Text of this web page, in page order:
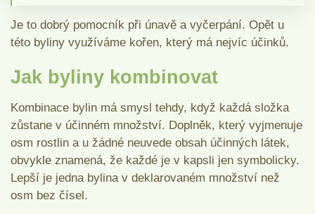
Je to dobrý pomocník při únavě a vyčerpání. Opět u
této byliny využíváme kořen, který má nejvíc účinků.
Jak byliny kombinovat
Kombinace bylin má smysl tehdy, když každá složka
zůstane v účinném množství. Doplněk, který vyjmenuje
osm rostlin a u žádné neuvede obsah účinných látek,
obvykle znamená, že každé je v kapsli jen symbolicky.
Lepší je jedna bylina v deklarovaném množství než
osm bez čísel.